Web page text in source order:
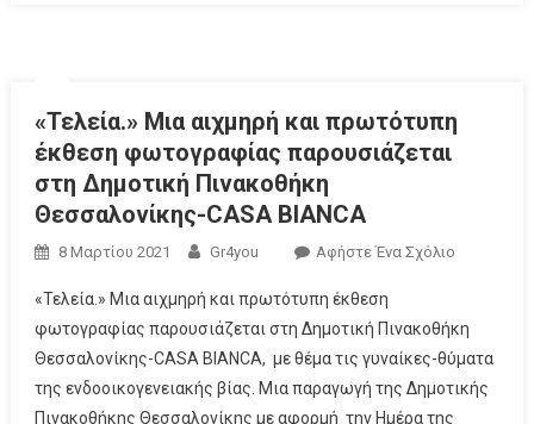
«Τελεία.» Μια αιχμηρή και πρωτότυπη
έκθεση φωτογραφίας παρουσιάζεται
στη Δημοτική Πινακοθήκη
Θεσσαλονίκης-CASA BIANCA
8 Μαρτίου 2021 Gr4you Αφήστε Ένα Σχόλιο
«Τελεία.» Μια αιχμηρή και πρωτότυπη έκθεση
φωτογραφίας παρουσιάζεται στη Δημοτική Πινακοθήκη
Θεσσαλονίκης-CASA BIANCA, με θέμα τις γυναίκες-θύματα
της ενδοοικογενειακής βίας. Μια παραγωγή της Δημοτικής
Πινακοθήκης Θεσσαλονίκης με αφορμή την Ημέρα της